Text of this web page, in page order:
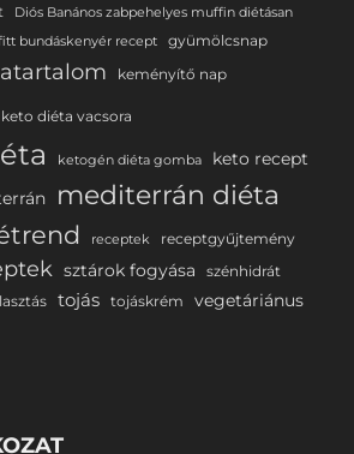
Diós Banános zabpehelyes muffin diétásan
bundáskenyér recept gyümölcsnap
keményítő nap
keto diéta vacsora
ketogén diéta gomba keto recept
mediterrán diéta
receptek receptgyűjtemény
sztárok fogyása
szénhidrát
tojás tojáskrém vegetáriánus